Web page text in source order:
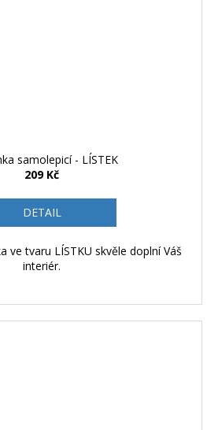
samolepicí - LÍSTEK
209 Kč
DETAIL
ve tvaru LÍSTKU skvěle doplní Váš
interiér.